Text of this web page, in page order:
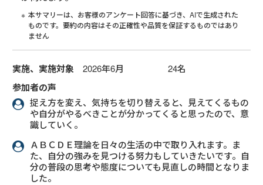
本サマリーは、お客様のアンケート回答に基づき、AIで生成された
ものです。要約の内容はその正確性や品質を保証するものではあり
ません
実施、実施対象 2026年6月 24名
参加者の声
捉え方を変え、気持ちを切り替えると、見えてくるもの
や自分がやるべきことが分かってくると思ったので、意
識していく。
ＡＢＣＤＥ理論を日々の生活の中で取り入れます。ま
た、自分の強みを見つける努力もしていきたいです。自
分の普段の思考や態度についても見直しの時間となりま
した。